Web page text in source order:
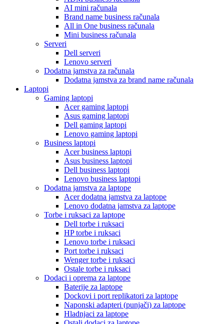
AI mini računala
Brand name business računala
All in One business računala
Mini business računala
Serveri
Dell serveri
Lenovo serveri
Dodatna jamstva za računala
Dodatna jamstva za brand name računala
Laptopi
Gaming laptopi
Acer gaming laptopi
Asus gaming laptopi
Dell gaming laptopi
Lenovo gaming laptopi
Business laptopi
Acer business laptopi
Asus business laptopi
Dell business laptopi
Lenovo business laptopi
Dodatna jamstva za laptope
Acer dodatna jamstva za laptope
Lenovo dodatna jamstva za laptope
Torbe i ruksaci za laptope
Dell torbe i ruksaci
HP torbe i ruksaci
Lenovo torbe i ruksaci
Port torbe i ruksaci
Wenger torbe i ruksaci
Ostale torbe i ruksaci
Dodaci i oprema za laptope
Baterije za laptope
Dockovi i port replikatori za laptope
Naponski adapteri (punjači) za laptope
Hladnjaci za laptope